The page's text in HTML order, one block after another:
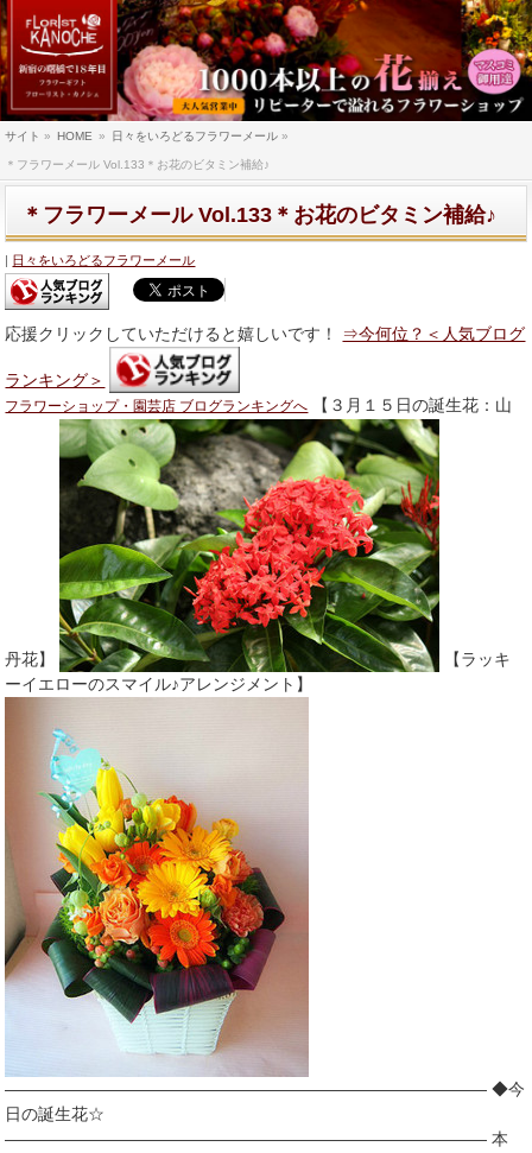
サイト » HOME » 日々をいろどるフラワーメール »
＊フラワーメール Vol.133＊お花のビタミン補給♪
＊フラワーメール Vol.133＊お花のビタミン補給♪
日々をいろどるフラワーメール
応援クリックしていただけると嬉しいです！ ⇒今何位？＜人気ブログ
ランキング＞
フラワーショップ・園芸店 ブログランキングへ 【３月１５日の誕生花：山
丹花】
【ラッキ
ーイエローのスマイル♪アレンジメント】
――――――――――――――――――――――――――――― ◆今
日の誕生花☆
――――――――――――――――――――――――――――― 本